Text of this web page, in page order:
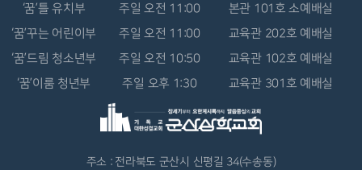
‘꿈’틀 유치부 주일 오전 11:00
본관 101호 소예배실
‘꿈’꾸는 어린이부
주일 오전 11:00
교육관 202호 예배실
‘꿈’드림 청소년부
주일 오전 10:50
교육관 102호 예배실
‘꿈’이룸 청년부
주일 오후 1:30 교육관 301호 예배실
주소 : 전라북도 군산시 신평길 34(수송동)